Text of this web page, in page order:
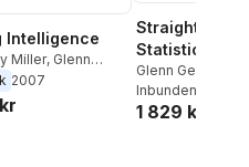
Intelligence
Miller, Glenn
2007
Statistics
Glenn Geher
Inbunden
1 829 kr